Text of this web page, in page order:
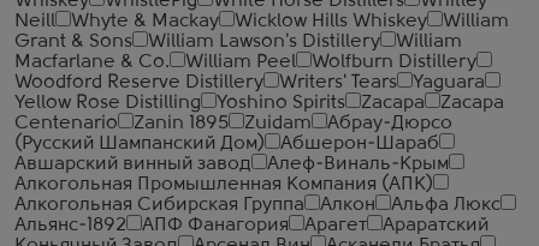
Neill
Whyte & Mackay Wicklow Hills Whiskey
William
Grant & Sons
William Lawson's Distillery
William
Macfarlane & Co.
William Peel
Wolfburn Distillery
Woodford Reserve Distillery
Writers' Tears
Yaguara
Yellow Rose Distilling
Yoshino Spirits Zacapa
Zacapa
Centenario
Zanin 1895 Zuidam
Абрау-Дюрсо
(Русский Шампанский Дом)
Абшерон-Шараб
Авшарский винный завод
Алеф-Виналь-Крым
Алкогольная Промышленная Компания (АПК)
Алкогольная Сибирская Группа
Алкон
Альфа Люкс
Альянс-1892
АПФ Фанагория Арагет
Араратский